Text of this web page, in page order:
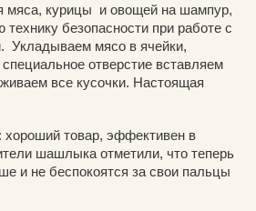
мяса, курицы и овощей на шампур,
безопасности при работе с
Укладываем мясо в ячейки,
отверстие вставляем
все кусочки. Настоящая
хороший товар, эффективен в
шашлыка отметили, что теперь
и не беспокоятся за свои пальцы